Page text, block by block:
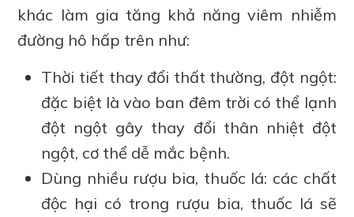
khác làm gia tăng khả năng viêm nhiễm
đường hô hấp trên như:
Thời tiết thay đổi thất thường, đột ngột:
đặc biệt là vào ban đêm trời có thể lạnh
đột ngột gây thay đổi thân nhiệt đột
ngột, cơ thể dễ mắc bệnh.
Dùng nhiều rượu bia, thuốc lá: các chất
độc hại có trong rượu bia, thuốc lá sẽ